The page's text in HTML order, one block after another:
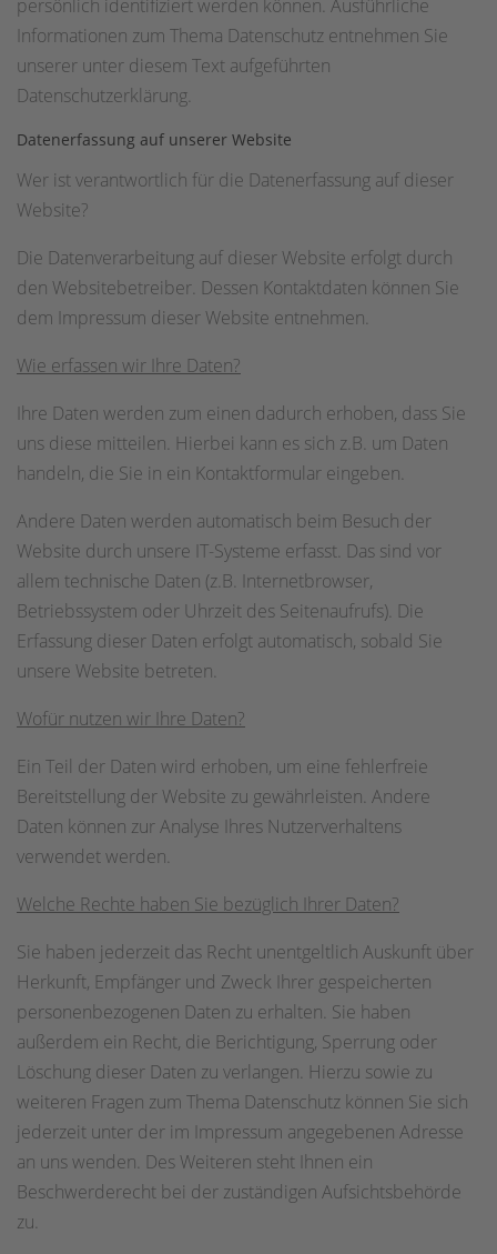
persönlich identifiziert werden können. Ausführliche
Informationen zum Thema Datenschutz entnehmen Sie
unserer unter diesem Text aufgeführten
Datenschutzerklärung.
Datenerfassung auf unserer Website
Wer ist verantwortlich für die Datenerfassung auf dieser
Website?
Die Datenverarbeitung auf dieser Website erfolgt durch
den Websitebetreiber. Dessen Kontaktdaten können Sie
dem Impressum dieser Website entnehmen.
Wie erfassen wir Ihre Daten?
Ihre Daten werden zum einen dadurch erhoben, dass Sie
uns diese mitteilen. Hierbei kann es sich z.B. um Daten
handeln, die Sie in ein Kontaktformular eingeben.
Andere Daten werden automatisch beim Besuch der
Website durch unsere IT-Systeme erfasst. Das sind vor
allem technische Daten (z.B. Internetbrowser,
Betriebssystem oder Uhrzeit des Seitenaufrufs). Die
Erfassung dieser Daten erfolgt automatisch, sobald Sie
unsere Website betreten.
Wofür nutzen wir Ihre Daten?
Ein Teil der Daten wird erhoben, um eine fehlerfreie
Bereitstellung der Website zu gewährleisten. Andere
Daten können zur Analyse Ihres Nutzerverhaltens
verwendet werden.
Welche Rechte haben Sie bezüglich Ihrer Daten?
Sie haben jederzeit das Recht unentgeltlich Auskunft über
Herkunft, Empfänger und Zweck Ihrer gespeicherten
personenbezogenen Daten zu erhalten. Sie haben
außerdem ein Recht, die Berichtigung, Sperrung oder
Löschung dieser Daten zu verlangen. Hierzu sowie zu
weiteren Fragen zum Thema Datenschutz können Sie sich
jederzeit unter der im Impressum angegebenen Adresse
an uns wenden. Des Weiteren steht Ihnen ein
Beschwerderecht bei der zuständigen Aufsichtsbehörde
zu.